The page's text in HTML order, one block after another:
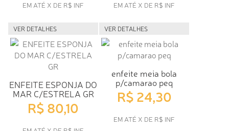
EM ATÉ X DE R$ INF
VER DETALHES
EM ATÉ X DE R$ INF
VER DETALHES
ENFEITE ESPONJA DO
MAR C/ESTRELA GR
R$ 80,10
enfeite meia bola
p/camarao peq
R$ 24,30
EM ATÉ X DE R$ INF